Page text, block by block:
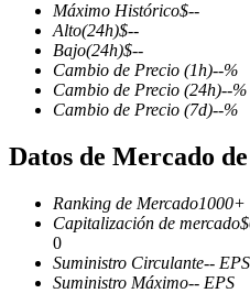
Futuros COIN-M
Futuros de criptomonedas
Derivados de acciones,
primas
Máximo Histórico$--
Alto(24h)$--
Bajo(24h)$--
Cambio de Precio (1h)--%
Cambio de Precio (24h)--%
Cambio de Precio (7d)--%
Datos de Mercado
Ranking de Mercado1000+
Capitalización de mercado$
0
Suministro Circulante-- EPS
Suministro Máximo-- EPS